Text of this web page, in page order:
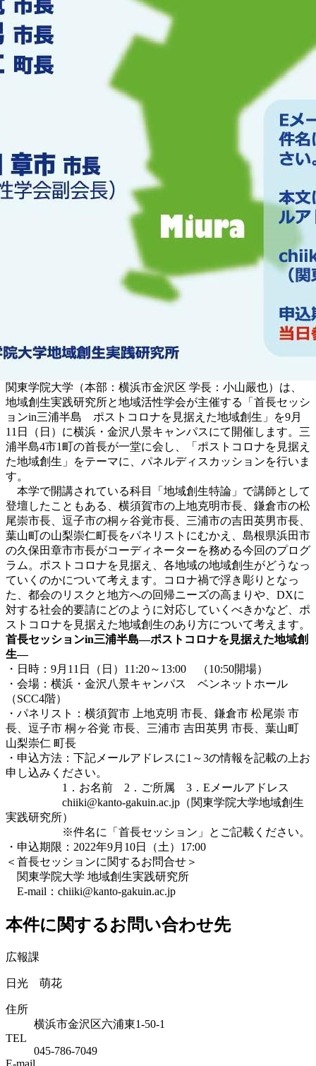
関東学院大学（本部：横浜市金沢区 学長：小山嚴也）は、
地域創生実践研究所と地域活性学会が主催する「首長セッシ
ョンin三浦半島 ポストコロナを見据えた地域創生」を9月
11日（日）に横浜・金沢八景キャンパスにて開催します。三
浦半島4市1町の首長が一堂に会し、「ポストコロナを見据え
た地域創生」をテーマに、パネルディスカッションを行いま
す。
本学で開講されている科目「地域創生特論」で講師として
登壇したこともある、横須賀市の上地克明市長、鎌倉市の松
尾崇市長、逗子市の桐ヶ谷覚市長、三浦市の吉田英男市長、
葉山町の山梨崇仁町長をパネリストにむかえ、島根県浜田市
の久保田章市市長がコーディネーターを務める今回のプログ
ラム。ポストコロナを見据え、各地域の地域創生がどうなっ
ていくのかについて考えます。コロナ禍で浮き彫りとなっ
た、都会のリスクと地方への回帰ニーズの高まりや、DXに
対する社会的要請にどのように対応していくべきかなど、ポ
ストコロナを見据えた地域創生のあり方について考えます。
首長セッションin三浦半島―ポストコロナを見据えた地域創
生―
・日時：9月11日（日）11:20～13:00 （10:50開場）
・会場：横浜・金沢八景キャンパス ベンネットホール
（SCC4階）
・パネリスト：横須賀市 上地克明 市長、鎌倉市 松尾崇 市
長、逗子市 桐ヶ谷覚 市長、三浦市 吉田英男 市長、葉山町
山梨崇仁 町長
・申込方法：下記メールアドレスに1～3の情報を記載の上お
申し込みください。
1．お名前 2．ご所属 3．Eメールアドレス
chiiki@kanto-gakuin.ac.jp（関東学院大学地域創生
実践研究所）
※件名に「首長セッション」とご記載ください。
・申込期限：2022年9月10日（土）17:00
＜首長セッションに関するお問合せ＞
関東学院大学 地域創生実践研究所
E-mail：chiiki@kanto-gakuin.ac.jp
本件に関するお問い合わせ先
広報課
日光 萌花
住所
横浜市金沢区六浦東1-50-1
TEL
045-786-7049
E-mail